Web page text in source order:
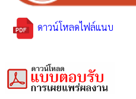
ดาวน์โหลดไฟล์แนบ